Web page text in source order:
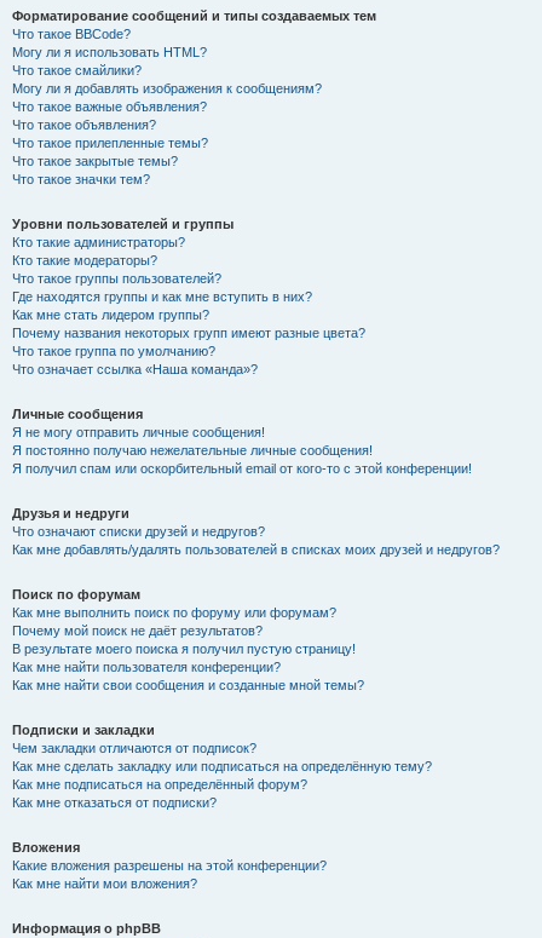
Форматирование сообщений и типы создаваемых тем
Что такое BBCode?
Могу ли я использовать HTML?
Что такое смайлики?
Могу ли я добавлять изображения к сообщениям?
Что такое важные объявления?
Что такое объявления?
Что такое прилепленные темы?
Что такое закрытые темы?
Что такое значки тем?
Уровни пользователей и группы
Кто такие администраторы?
Кто такие модераторы?
Что такое группы пользователей?
Где находятся группы и как мне вступить в них?
Как мне стать лидером группы?
Почему названия некоторых групп имеют разные цвета?
Что такое группа по умолчанию?
Что означает ссылка «Наша команда»?
Личные сообщения
Я не могу отправить личные сообщения!
Я постоянно получаю нежелательные личные сообщения!
Я получил спам или оскорбительный email от кого-то с этой конференции!
Друзья и недруги
Что означают списки друзей и недругов?
Как мне добавлять/удалять пользователей в списках моих друзей и недругов?
Поиск по форумам
Как мне выполнить поиск по форуму или форумам?
Почему мой поиск не даёт результатов?
В результате моего поиска я получил пустую страницу!
Как мне найти пользователя конференции?
Как мне найти свои сообщения и созданные мной темы?
Подписки и закладки
Чем закладки отличаются от подписок?
Как мне сделать закладку или подписаться на определённую тему?
Как мне подписаться на определённый форум?
Как мне отказаться от подписки?
Вложения
Какие вложения разрешены на этой конференции?
Как мне найти мои вложения?
Информация о phpBB